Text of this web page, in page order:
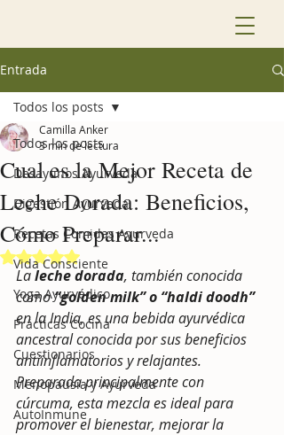
Entrada
Todos los posts
Desayunos Ayurveda
Digestión Ayurveda
Recetas Comidas Ayurveda
Vida Consciente
Yoga Ayurvédico
Prácticas Cocina
Cuestionarios
Menopausia y Ayurveda
AutoInmune
Todos los posts
Cual es la Mejor Receta de
Leche Dorada: Beneficios,
Cómo Preparar...
Camilla Anker
3 min de lectura
Obtuvo NaN de 5 estrellas.
La leche dorada, también conocida
como “golden milk” o “haldi doodh”
en la India, es una bebida ayurvédica
ancestral conocida por sus beneficios
antiinflamatorios y relajantes.
Preparada principalmente con
cúrcuma, esta mezcla es ideal para
promover el bienestar, mejorar la